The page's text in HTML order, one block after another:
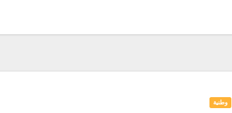
وطنية